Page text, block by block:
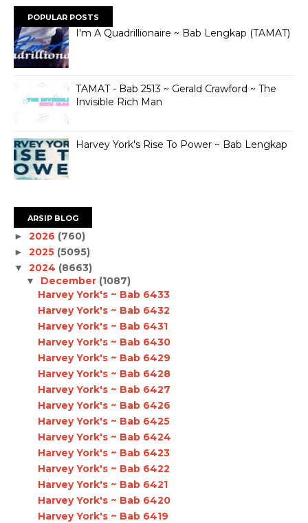
POPULAR POSTS
I'm A Quadrillionaire ~ Bab Lengkap (TAMAT)
TAMAT - Bab 2513 ~ Gerald Crawford ~ The
Invisible Rich Man
Harvey York's Rise To Power ~ Bab Lengkap
ARSIP BLOG
► 2026 (760)
► 2025 (5095)
▼ 2024 (8663)
▼ December (1087)
Harvey York's ~ Bab 6433
Harvey York's ~ Bab 6432
Harvey York's ~ Bab 6431
Harvey York's ~ Bab 6430
Harvey York's ~ Bab 6429
Harvey York's ~ Bab 6428
Harvey York's ~ Bab 6427
Harvey York's ~ Bab 6426
Harvey York's ~ Bab 6425
Harvey York's ~ Bab 6424
Harvey York's ~ Bab 6423
Harvey York's ~ Bab 6422
Harvey York's ~ Bab 6421
Harvey York's ~ Bab 6420
Harvey York's ~ Bab 6419